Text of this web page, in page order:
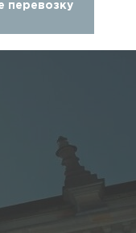
перевозку